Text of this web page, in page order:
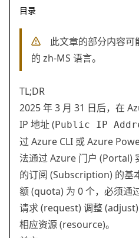
目录
此文章的部分内容
的 zh-MS 语言。
TL;DR
2025 年 3 月 31 日后，在
IP 地址 (Public IP
过 Azure CLI 或 Azure
法通过 Azure 门户 (Portal)
的订阅 (Subscription) 的基
额 (quota) 为 0 个，必须通
请求 (request) 调整
相应资源 (resource)。